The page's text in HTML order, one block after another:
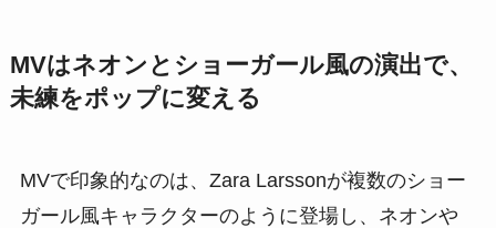
MVはネオンとショーガール風の演出で、
未練をポップに変える
MVで印象的なのは、Zara Larssonが複数のショー
ガール風キャラクターのように登場し、ネオンや